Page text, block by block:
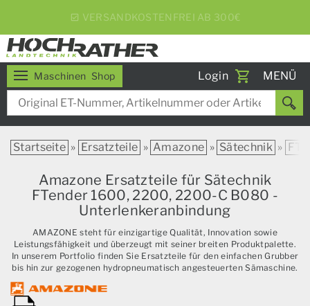
5% RABATT BEI WOCHENEXPRESS
Maschinen Shop Login
Toggle
MENÜ
Startseite » Ersatzteile » Amazone » Sätechnik »
Amazone Ersatzteile für Sätechnik
FTender 1600, 2200, 2200-C B080 -
Unterlenkeranbindung
AMAZONE steht für einzigartige Qualität, Innovation sowie
Leistungsfähigkeit und überzeugt mit seiner breiten Produktpalette.
In unserem Portfolio finden Sie Ersatzteile für den einfachen Grubber
bis hin zur gezogenen hydropneumatisch angesteuerten Sämaschine.